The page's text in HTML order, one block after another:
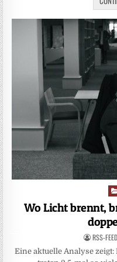
in
Wo Licht brennt,
RSS-FEED
Eine aktuelle Analyse